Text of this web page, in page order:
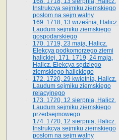
Instrukcya sejmiku ziemskiego
posłom na sejm walny
169. 1718, 13 września, Halicz.
Laudum sejmiku ziemskiego
gospodarskiego
170. 1719, 23 maja, Halicz.
Elekcya podkomorzego ziemi
halickiej. 171. 1719, 24 maja,
Halicz. Elekcya sędziego
ziemskiego halickiego
172. 1720, 29 kwietnia, Halicz.
Laudum sejmiku ziemskiego
relacyjnego
173. 1720, 12 sierpnia, Halicz.
Laudum sejmiku ziemskiego
przedsejmowego
174. 1720, 12 sierpnia, Halicz.
Instrukcya sejmiku ziemskiego
posłom na sejm walny